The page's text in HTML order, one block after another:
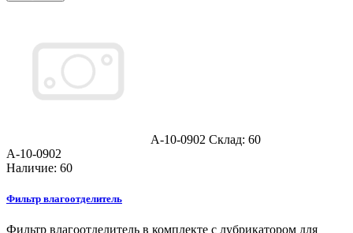
A-10-0902 Склад: 60
A-10-0902
Наличие: 60
Фильтр влагоотделитель
Фильтр влагоотделитель в комплекте с лубрикатором для